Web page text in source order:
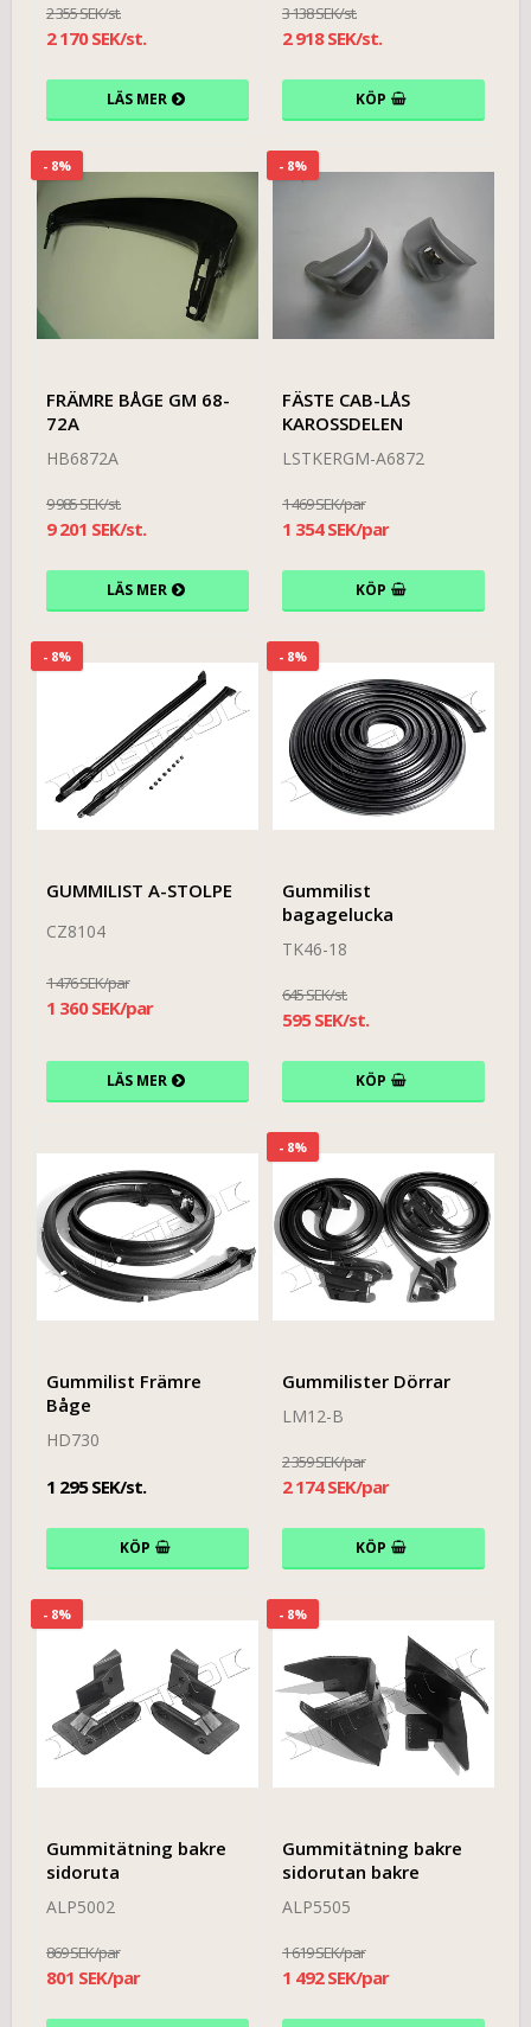
2 355 SEK/st.
2 170 SEK/st.
LÄS MER
3 138 SEK/st.
2 918 SEK/st.
KÖP
- 8%
FRÄMRE BÅGE GM 68-
72A
HB6872A
9 985 SEK/st.
9 201 SEK/st.
LÄS MER
- 8%
FÄSTE CAB-LÅS
KAROSSDELEN
LSTKERGM-A6872
1 469 SEK/par
1 354 SEK/par
KÖP
- 8%
GUMMILIST A-STOLPE
CZ8104
1 476 SEK/par
1 360 SEK/par
LÄS MER
- 8%
Gummilist
bagagelucka
TK46-18
645 SEK/st.
595 SEK/st.
KÖP
Gummilist Främre
Båge
HD730
1 295 SEK/st.
KÖP
- 8%
Gummilister Dörrar
LM12-B
2 359 SEK/par
2 174 SEK/par
KÖP
- 8%
Gummitätning bakre
sidoruta
ALP5002
869 SEK/par
801 SEK/par
- 8%
Gummitätning bakre
sidorutan bakre
ALP5505
1 619 SEK/par
1 492 SEK/par